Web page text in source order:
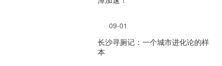
09-01
长沙寻厕记：一个城市进化论的样
本